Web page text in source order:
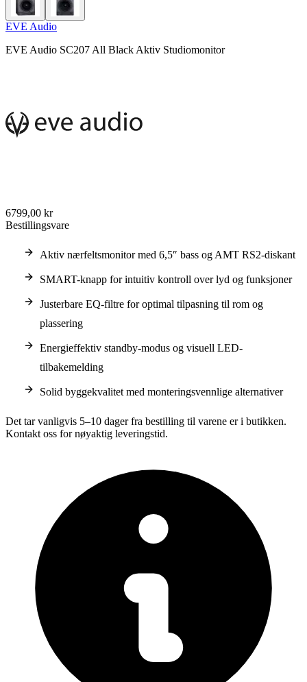
EVE Audio
EVE Audio SC207 All Black Aktiv Studiomonitor
6799,00 kr
Bestillingsvare
Aktiv nærfeltsmonitor med 6,5″ bass og AMT RS2-diskant
SMART-knapp for intuitiv kontroll over lyd og funksjoner
Justerbare EQ-filtre for optimal tilpasning til rom og
plassering
Energieffektiv standby-modus og visuell LED-
tilbakemelding
Solid byggekvalitet med monteringsvennlige alternativer
Det tar vanligvis 5–10 dager fra bestilling til varene er i butikken.
Kontakt oss for nøyaktig leveringstid.